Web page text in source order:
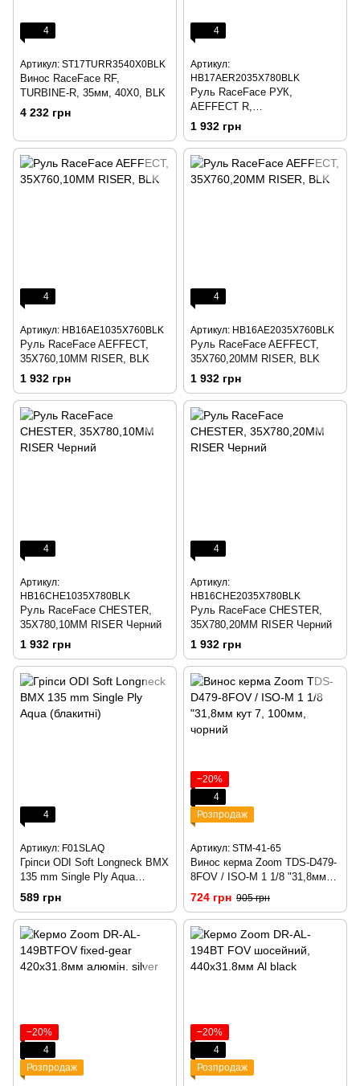
4
Артикул: ST17TURR3540X0BLK
Винос RaceFace RF,
TURBINE-R, 35мм, 40X0, BLK
4 232 грн
4
Артикул:
HB17AER2035X780BLK
Руль RaceFace РУК,
AEFFECT R,
35X780,20MMRISER, BLK
1 932 грн
4
Артикул: HB16AE1035X760BLK
Руль RaceFace AEFFECT,
35X760,10MM RISER, BLK
1 932 грн
4
Артикул: HB16AE2035X760BLK
Руль RaceFace AEFFECT,
35X760,20MM RISER, BLK
1 932 грн
4
Артикул:
HB16CHE1035X780BLK
Руль RaceFace CHESTER,
35X780,10MM RISER Черний
1 932 грн
4
Артикул:
HB16CHE2035X780BLK
Руль RaceFace CHESTER,
35X780,20MM RISER Черний
1 932 грн
4
Артикул: F01SLAQ
Гріпси ODI Soft Longneck BMX
135 mm Single Ply Aqua
(блакитні)
589 грн
−20%
4
Розпродаж
Артикул: STM-41-65
Винос керма Zoom TDS-D479-
8FOV / ISO-M 1 1/8 "31,8мм
кут 7, 100мм, чорний
724 грн 905 грн
−20%
4
Розпродаж
−20%
4
Розпродаж